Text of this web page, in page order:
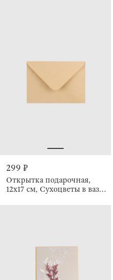
299 ₽
Открытка подарочная,
12х17 см, Сухоцветы в вазе,